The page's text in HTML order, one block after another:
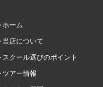
ホーム
当店について
スクール選びのポイント
ツアー情報